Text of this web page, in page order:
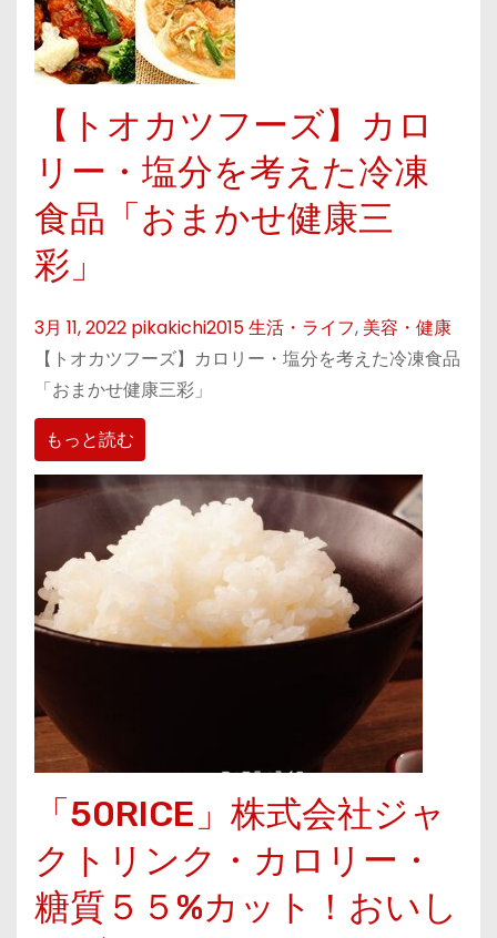
【トオカツフーズ】カロ
リー・塩分を考えた冷凍
食品「おまかせ健康三
彩」
3月 11, 2022 pikakichi2015生活・ライフ, 美容・健康
【トオカツフーズ】カロリー・塩分を考えた冷凍食品
「おまかせ健康三彩」
もっと読む
「50RICE」株式会社ジャ
クトリンク・カロリー・
糖質５５%カット！おいし